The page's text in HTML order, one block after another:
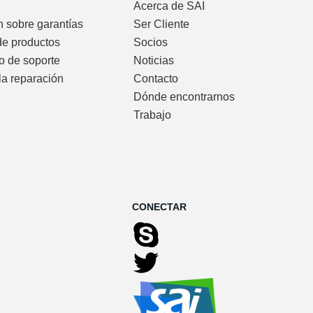
sobre garantías
productos
de soporte
reparación
Acerca de SAI
Ser Cliente
Socios
Noticias
Contacto
Dónde encontrarnos
Trabajo
CONECTAR